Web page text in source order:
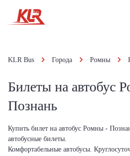
KLR Bus Города Ромны
Билеты на автобус
Познань
Купить билет на автобус Ромны -
автобусные билеты.
Комфортабельные автобусы.